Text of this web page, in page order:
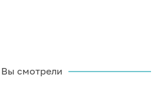
Вы смотрели